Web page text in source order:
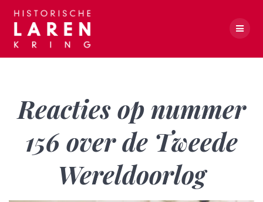
Reacties op nummer
156 over de Tweede
Wereldoorlog